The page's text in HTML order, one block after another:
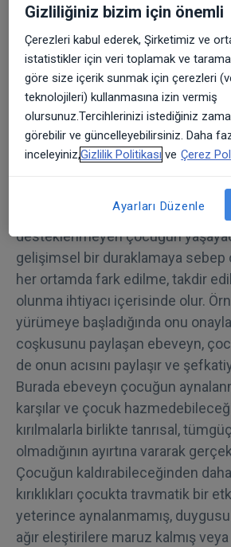
parçası olarak kendi
doyumsuzluk, yetersizlik ve
yatırımın tekrar benliğe
ikincil narsisizm olarak adlandırılır.
Kendilik psikolojisinin kurucusu
kişilik bozukluğu kavramını
duraklama olarak
ebeveynleri tarafından yeterince
desteklenmeyen çocuğun
gelişimsel bir duraklamaya sebep
her ortamda fark edilme, takdir
olunma ihtiyacı içerisinde olur.
yürümeye başladığında onu
coşkusunu paylaşan ebeveyn,
de onun acısını paylaşır ve
Burada ebeveyn çocuğun
karşılar ve çocuk
kırılmalarla birlikte tanrısal,
olmadığının ayırtına vararak
Çocuğun kaldırabileceğinden daha
kırıklıkları çocukta travmatik bir
yeterince aynalanmamış, duygusu
ağır eleştirilere maruz kalmış
Gizliliğiniz bizim için önemli
Çerezleri kabul ederek, Şirketimiz ve
istatistikler için veri toplamak ve tarama
göre size içerik sunmak için çerezleri
teknolojileri) kullanmasına izin vermiş
olursunuz.Tercihlerinizi istediğiniz
görebilir ve güncelleyebilirsiniz. Daha
inceleyiniz,Gizlilik Politikası ve Çerez
Ayarları Düzenle